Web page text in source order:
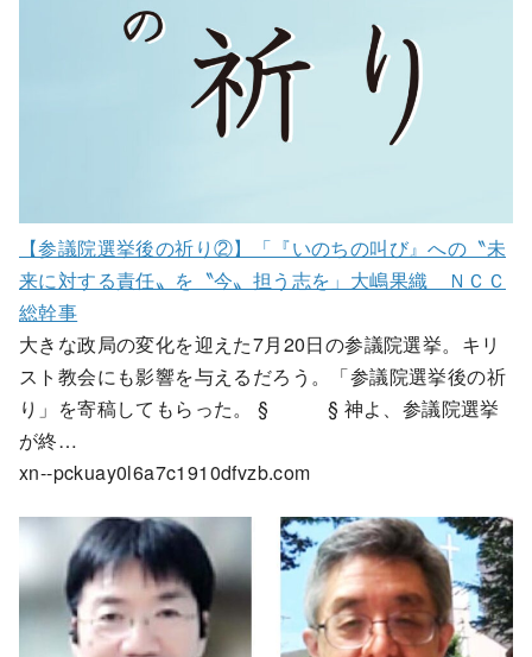
【参議院選挙後の祈り②】「『いのちの叫び』への〝未
来に対する責任〟を〝今〟担う志を」大嶋果織 ＮＣＣ
総幹事
大きな政局の変化を迎えた7月20日の参議院選挙。キリ
スト教会にも影響を与えるだろう。「参議院選挙後の祈
り」を寄稿してもらった。 § § 神よ、参議院選挙
が終…
xn--pckuay0l6a7c1910dfvzb.com